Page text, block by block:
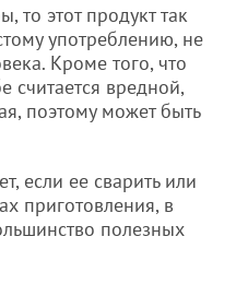
то этот продукт так
употреблению, не
Кроме того, что
считается вредной,
поэтому может быть
если ее сварить или
приготовления, в
полезных